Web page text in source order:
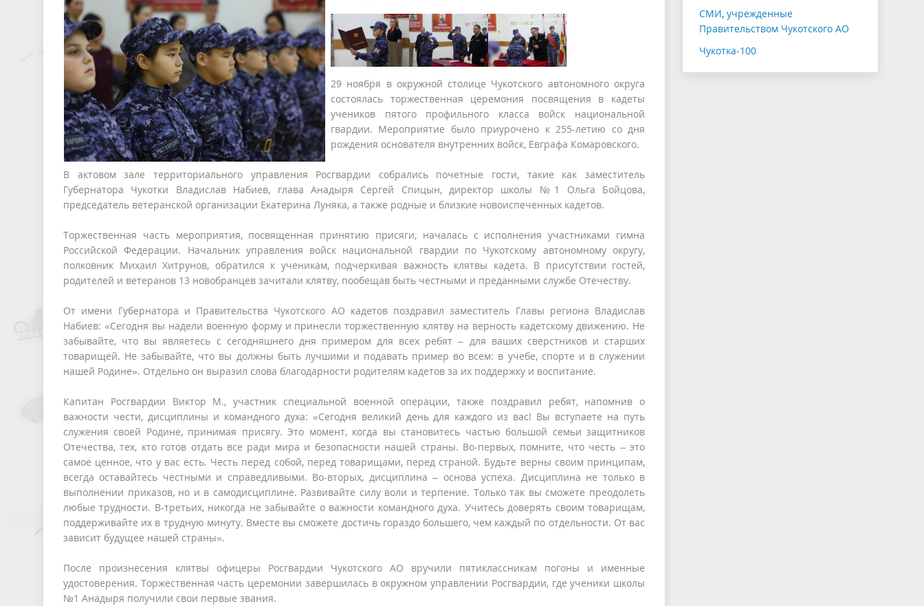
29 ноября в окружной столице Чукотского автономного округа
состоялась торжественная церемония посвящения в кадеты
учеников пятого профильного класса войск национальной
гвардии. Мероприятие было приурочено к 255-летию со дня
рождения основателя внутренних войск, Евграфа Комаровского.
В актовом зале территориального управления Росгвардии собрались почетные гости, такие как заместитель
Губернатора Чукотки Владислав Набиев, глава Анадыря Сергей Спицын, директор школы №1 Ольга Бойцова,
председатель ветеранской организации Екатерина Луняка, а также родные и близкие новоиспеченных кадетов.
Торжественная часть мероприятия, посвященная принятию присяги, началась с исполнения участниками гимна
Российской Федерации. Начальник управления войск национальной гвардии по Чукотскому автономному округу,
полковник Михаил Хитрунов, обратился к ученикам, подчеркивая важность клятвы кадета. В присутствии гостей,
родителей и ветеранов 13 новобранцев зачитали клятву, пообещав быть честными и преданными службе Отечеству.
От имени Губернатора и Правительства Чукотского АО кадетов поздравил заместитель Главы региона Владислав
Набиев: «Сегодня вы надели военную форму и принесли торжественную клятву на верность кадетскому движению. Не
забывайте, что вы являетесь с сегодняшнего дня примером для всех ребят – для ваших сверстников и старших
товарищей. Не забывайте, что вы должны быть лучшими и подавать пример во всем: в учебе, спорте и в служении
нашей Родине». Отдельно он выразил слова благодарности родителям кадетов за их поддержку и воспитание.
Капитан Росгвардии Виктор М., участник специальной военной операции, также поздравил ребят, напомнив о
важности чести, дисциплины и командного духа: «Сегодня великий день для каждого из вас! Вы вступаете на путь
служения своей Родине, принимая присягу. Это момент, когда вы становитесь частью большой семьи защитников
Отечества, тех, кто готов отдать все ради мира и безопасности нашей страны. Во-первых, помните, что честь – это
самое ценное, что у вас есть. Честь перед собой, перед товарищами, перед страной. Будьте верны своим принципам,
всегда оставайтесь честными и справедливыми. Во-вторых, дисциплина – основа успеха. Дисциплина не только в
выполнении приказов, но и в самодисциплине. Развивайте силу воли и терпение. Только так вы сможете преодолеть
любые трудности. В-третьих, никогда не забывайте о важности командного духа. Учитесь доверять своим товарищам,
поддерживайте их в трудную минуту. Вместе вы сможете достичь гораздо большего, чем каждый по отдельности. От вас
зависит будущее нашей страны».
После произнесения клятвы офицеры Росгвардии Чукотского АО вручили пятиклассникам погоны и именные
удостоверения. Торжественная часть церемонии завершилась в окружном управлении Росгвардии, где ученики школы
№1 Анадыря получили свои первые звания.
СМИ, учрежденные
Правительством Чукотского АО
Чукотка-100